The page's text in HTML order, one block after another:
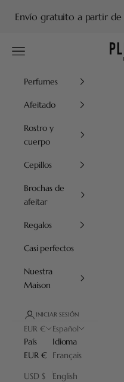
Envío gratuito a partir de
Menú
Perfumes
Afeitado
Rostro y
cuerpo
Cepillos
Brochas de
afeitar
Regalos
Casi perfectos
Nuestra
Maison
INICIAR SESIÓN
EUR €
País
EUR €
USD $
Español
Idioma
Français
English